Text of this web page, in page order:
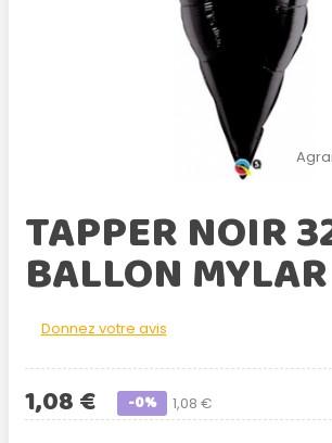
TAPPER NOIR
BALLON MYLAR
Donnez votre avis
1,08 €
1,08 € -0%